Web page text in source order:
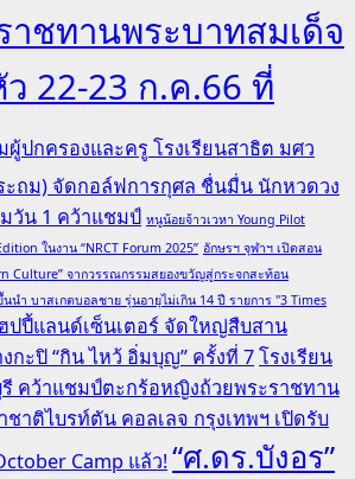
าชทานพระบาทสมเด็จ
22-23 ก.ค.66 ที่
ผู้ปกครองและครู โรงเรียนสาธิต มศว
ะถม) จัดกอล์ฟการกุศล ชื่นมื่น นักหวดวง
วัน 1 คว้าแชมป์ หนูน้อยจ้าวเวหา Young Pilot
ในงาน “NRCT Forum 2025” อักษรฯ จุฬาฯ เปิดสอน
Culture” จากวรรณกรรมสยองขวัญสู่กระจกสะท้อน
นำ บาสเกตบอลชาย รุ่นอายุไม่เกิน 14 ปี รายการ "3 Times
ปปี้แลนด์เซ็นเตอร์ จัดใหญ่สืบสาน
กะปิ “กิน ไหว้ อิ่มบุญ” ครั้งที่ 7โรงเรียน
คว้าแชมป์ตะกร้อหญิงถ้วยพระราชทาน
ชาติไบรท์ตัน คอลเลจ กรุงเทพฯ เปิดรับ
Camp แล้ว!“ศ.ดร.บังอร”